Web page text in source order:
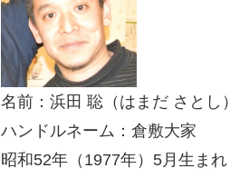
名前：浜田 聡（はまだ さとし）
ハンドルネーム：倉敷大家
昭和52年（1977年）5月生まれ